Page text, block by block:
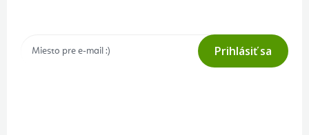
Prihlásiť sa